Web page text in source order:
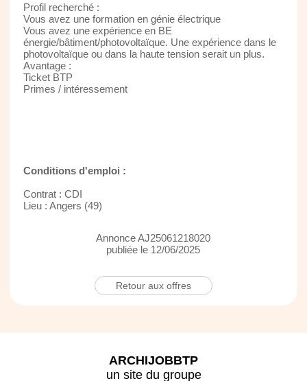
Profil recherché :
Vous avez une formation en génie électrique
Vous avez une expérience en BE
énergie/bâtiment/photovoltaïque. Une expérience dans le
photovoltaïque ou dans la haute tension serait un plus.
Avantage :
Ticket BTP
Primes / intéressement
Conditions d'emploi :
Contrat : CDI
Lieu : Angers (49)
Annonce AJ25061218020
publiée le 12/06/2025
Retour aux offres
ARCHIJOBBTP
un site du groupe